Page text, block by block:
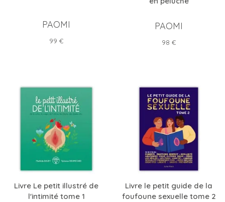
PAOMI
Prix
99 €
PAOMI
Prix
98 €
Livre Le petit illustré de
l'intimité tome 1
Livre le petit guide de la
foufoune sexuelle tome 2